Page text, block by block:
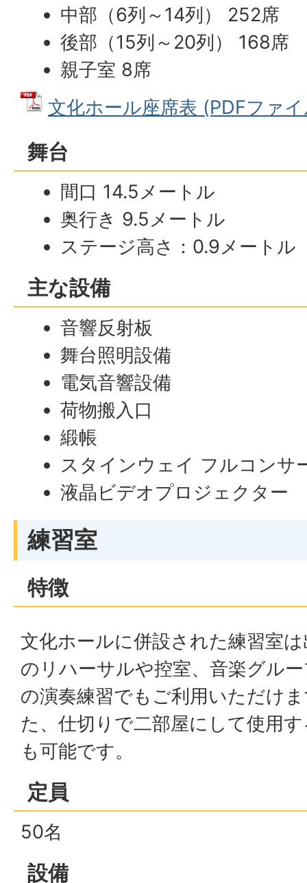
中部（6列～14列） 252席
後部（15列～20列） 168席
親子室 8席
文化ホール座席表 (PDFファ
舞台
間口 14.5メートル
奥行き 9.5メートル
ステージ高さ：0.9メートル
主な設備
音響反射板
舞台照明設備
電気音響設備
荷物搬入口
緞帳
スタインウェイ フルコンサ
液晶ビデオプロジェクター
練習室
特徴
文化ホールに併設された練習室
のリハーサルや控室、音楽グル
の演奏練習でもご利用いただけ
た、仕切りで二部屋にして使用
も可能です。
定員
50名
設備